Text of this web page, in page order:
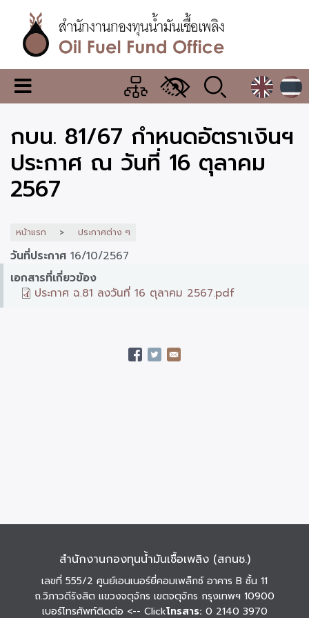
เนื้อหา
หลักสำนักงาน
กองทุน
น้ำมัน
เชื้อ
เพลิง
เมนู
เปลี่ยน
แสดง
ผล
กบน. 81/67 กำหนดอัตราเงินฯ
ประกาศ ณ วันที่ 16 ตุลาคม
2567
หน้าแรก ประกาศต่าง ๆ
วันที่ประกาศ 16/10/2567
เอกสารที่เกี่ยวข้อง
ประกาศ ฉ.81 ลงวันที่ 16 ตุลาคม 2567.pdf
สำนักงานกองทุนน้ำมันเชื้อเพลิง (สกนช.)
เลขที่ 555/2 ศูนย์เอนเนอร์ยี่คอมเพล็กซ์ อาคาร B ชั้น 11
ถ.วิภาวดีรังสิต แขวงจตุจักร เขตจตุจักร กรุงเทพฯ 10900
เบอร์โทรศัพท์ติดต่อ <-- Clickโทรสาร: 0 2140 3970